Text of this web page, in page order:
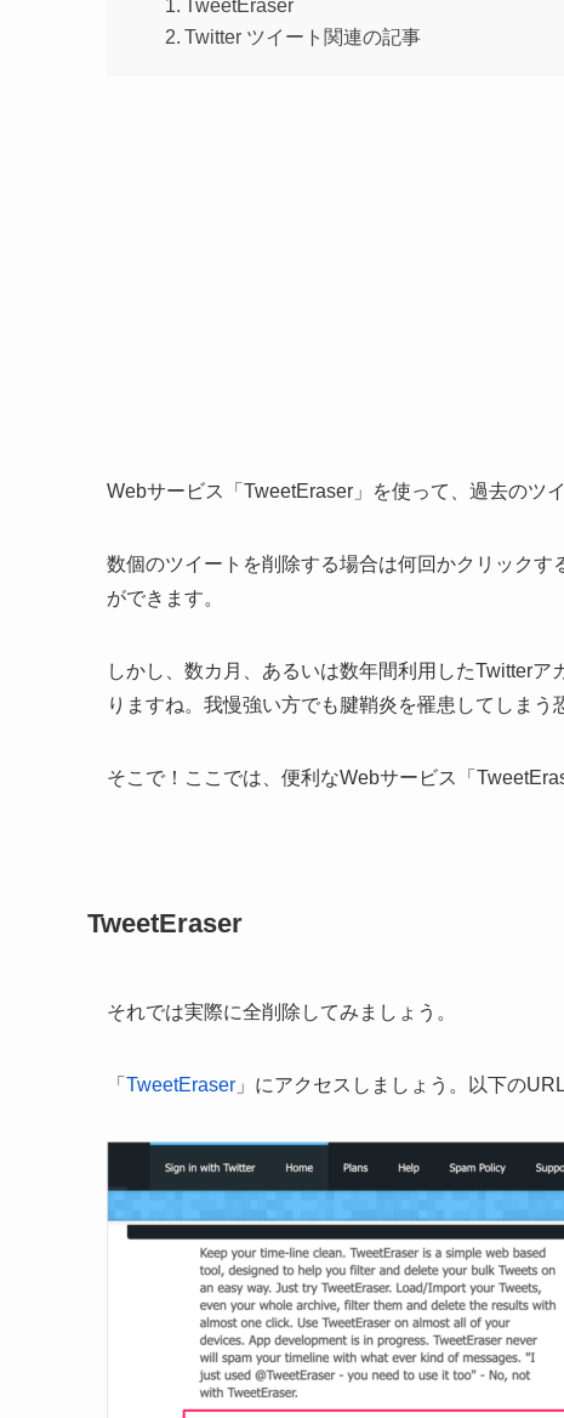
TweetEraser
Twitter ツイート関連の記事
Webサービス「TweetEraser」を使って、過去のツ
数個のツイートを削除する場合は何回かクリック
ができます。
しかし、数カ月、あるいは数年間利用したTwitter
りますね。我慢強い方でも腱鞘炎を罹患してしまう
そこで！ここでは、便利なWebサービス「
TweetEraser
それでは実際に全削除してみましょう。
「 TweetEraser 」にアクセスしましょう。以下の